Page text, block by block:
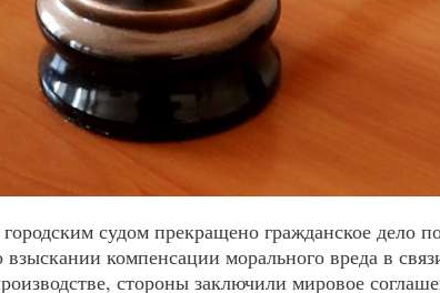
судом прекращено гражданское дело
взыскании компенсации морального вреда в
стороны заключили мировое